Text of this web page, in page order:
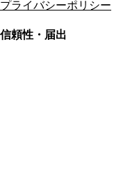
プライバシーポリシー
信頼性・届出